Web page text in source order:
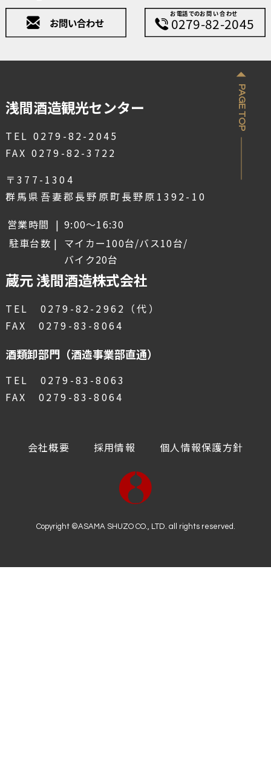
PAGE TOP
浅間酒造観光センター
TEL 0279-82-2045
FAX 0279-82-3722
〒377-1304
群馬県吾妻郡長野原町長野原1392-10
営業時間
9:00～16:30
駐車台数
マイカー100台/バス10台/
バイク20台
蔵元 浅間酒造株式会社
TEL 0279-82-2962（代）
FAX 0279-83-8064
酒類卸部門（酒造事業部直通）
TEL 0279-83-8063
FAX 0279-83-8064
会社概要 採用情報 個人情報保護方針
Copyright ©ASAMA SHUZO CO., LTD. all rights reserved.